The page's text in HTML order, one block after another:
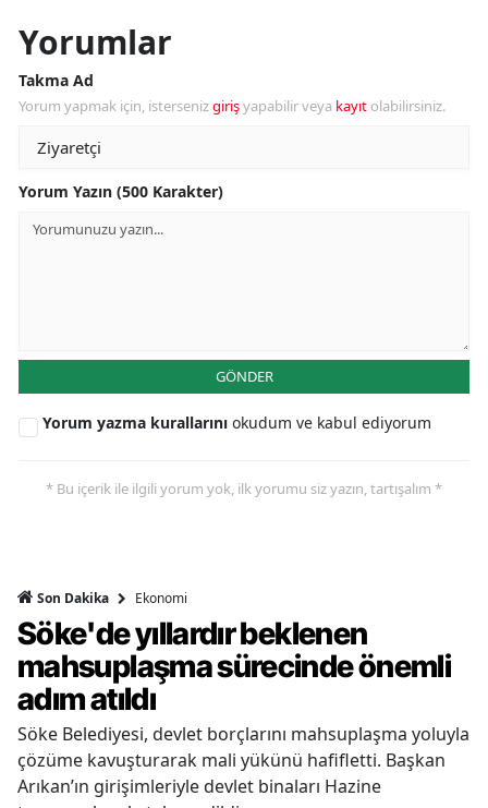
Yorumlar
Takma Ad
Yorum yapmak için, istersenizgirişyapabilir veya kayıt olabilirsiniz.
Yorum Yazın (500 Karakter)
GÖNDER
Yorum yazma kurallarını okudum ve kabul ediyorum
* Bu içerik ile ilgili yorum yok, ilk yorumu siz yazın, tartışalım *
Son Dakika Ekonomi
Söke'de yıllardır beklenen
mahsuplaşma sürecinde önemli
adım atıldı
Söke Belediyesi, devlet borçlarını mahsuplaşma yoluyla
çözüme kavuşturarak mali yükünü hafifletti. Başkan
Arıkan’ın girişimleriyle devlet binaları Hazine